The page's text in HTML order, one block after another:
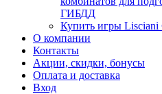
ГИБДД
Купить игры Lisciani
О компании
Контакты
Акции, скидки, бонусы
Оплата и доставка
Вход